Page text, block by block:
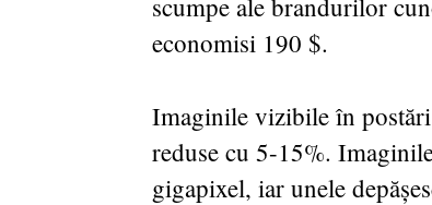
scumpe ale brandurilor
economisi 190 $.
Imaginile vizibile în
reduse cu 5-15%.
gigapixel, iar unele